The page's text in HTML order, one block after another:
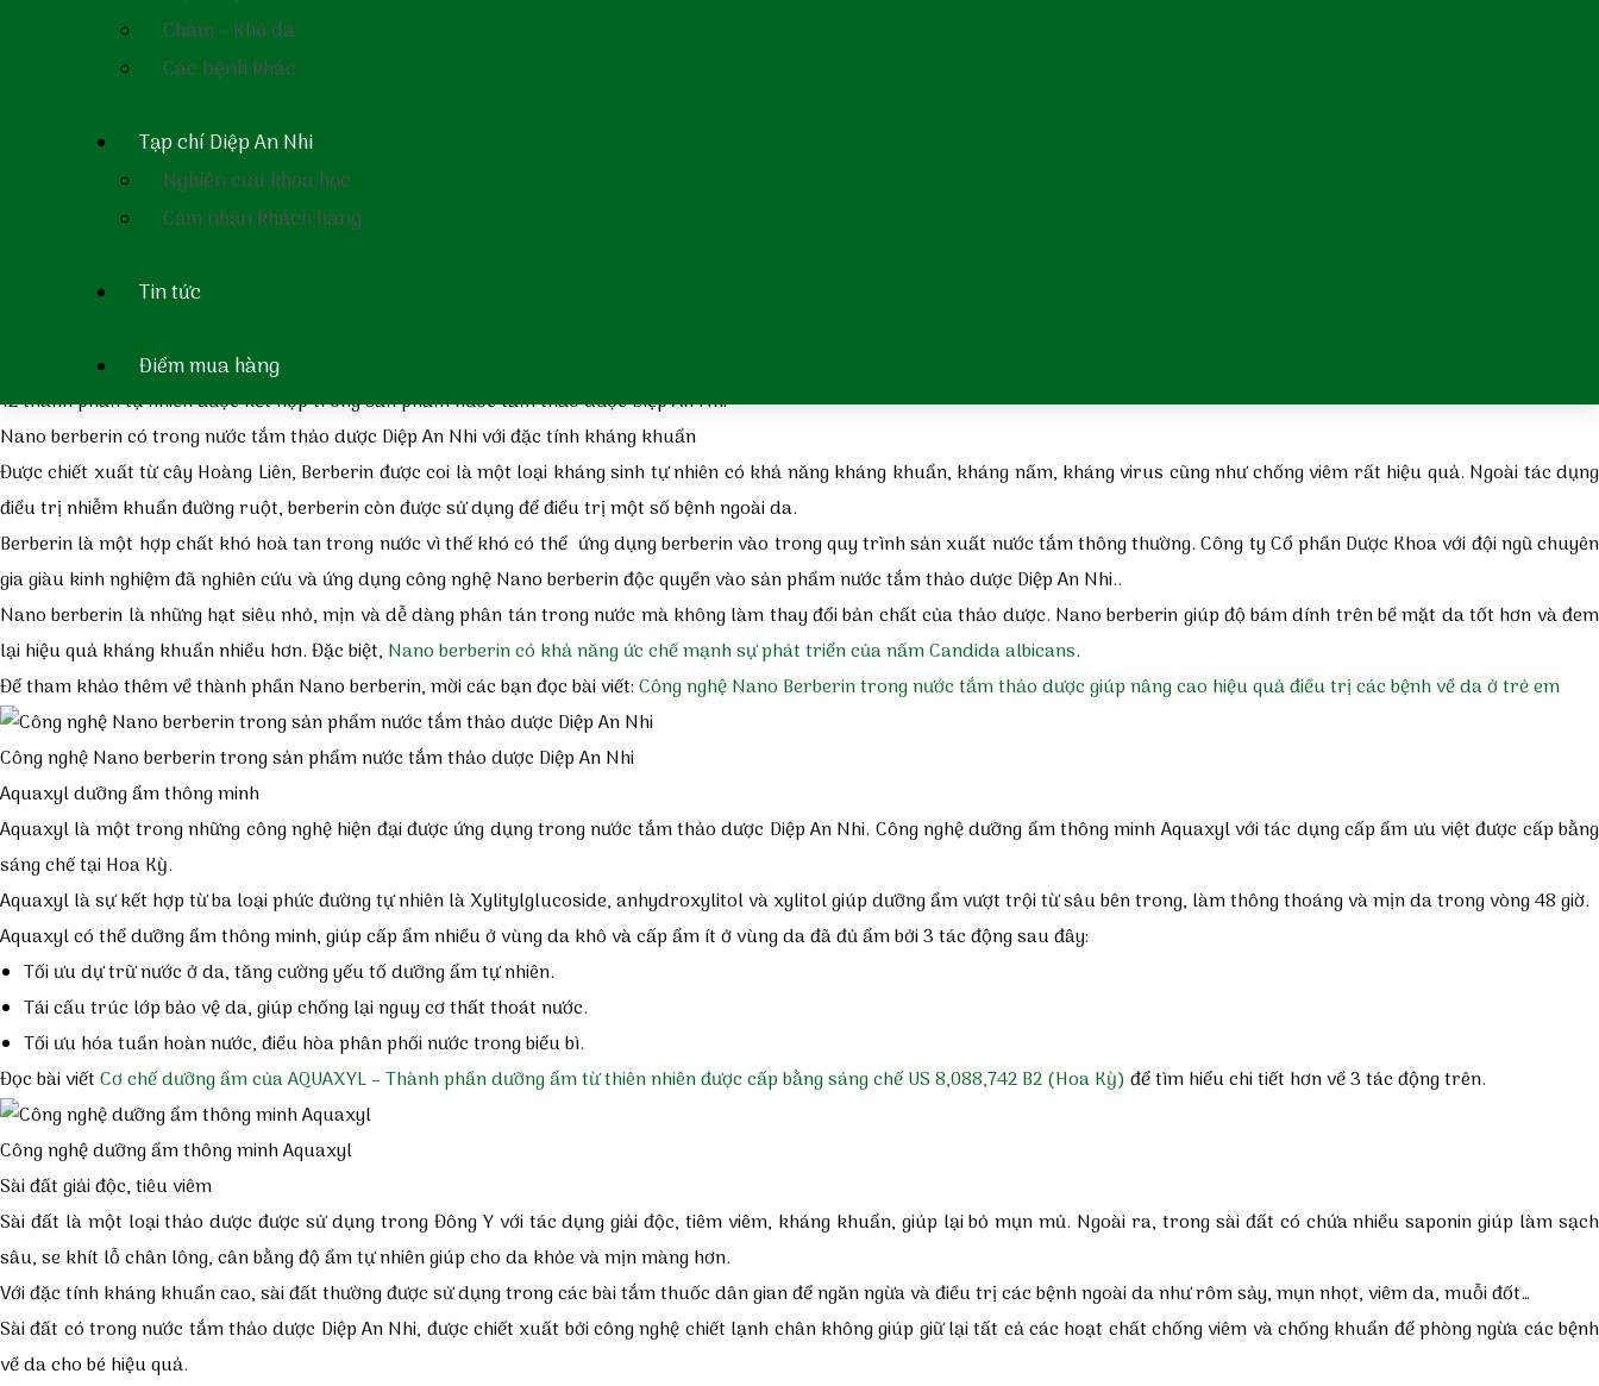
Chàm – Khô da
Các bệnh khác
Tạp chí Diệp An Nhi
Nghiên cứu khoa học
Cảm nhận khách hàng
Tin tức
Điểm mua hàng
Diệp lục tố (Chlorophyll)
Tinh dầu tràm gió
Tinh dầu sả chanh
12 thành phần tự nhiên được kết hợp trong sản phẩm nước tắm thảo dược Diệp An Nhi
Nano berberin có trong nước tắm thảo dược Diệp An Nhi với đặc tính kháng khuẩn
Được chiết xuất từ cây Hoàng Liên, Berberin được coi là một loại kháng sinh tự nhiên có khả năng kháng khuẩn, kháng nấm, kháng virus cũng như chống viêm rất hiệu quả. Ngoài tác dụng
điều trị nhiễm khuẩn đường ruột, berberin còn được sử dụng để điều trị một số bệnh ngoài da.
Berberin là một hợp chất khó hoà tan trong nước vì thế khó có thể ứng dụng berberin vào trong quy trình sản xuất nước tắm thông thường. Công ty Cổ phần Dược Khoa với đội ngũ chuyên
gia giàu kinh nghiệm đã nghiên cứu và ứng dụng công nghệ Nano berberin độc quyền vào sản phẩmnước tắm thảo dược Diệp An Nhi..
Nano berberin là những hạt siêu nhỏ, mịn và dễ dàng phân tán trong nước mà không làm thay đổi bản chất của thảo dược. Nano berberin giúp độ bám dính trên bề mặt da tốt hơn và đem
lại hiệu quả kháng khuẩn nhiều hơn. Đặc biệt, Nano berberin có khả năng ức chế mạnh sự phát triển của nấm Candida albicans.
Để tham khảo thêm về thành phần Nano berberin, mời các bạn đọc bài viết:Công nghệ Nano Berberin trong nước tắm thảo dược giúp nâng cao hiệu quả điều trị các bệnh về da ở trẻ em
Công nghệ Nano berberin trong sản phẩm nước tắm thảo dược Diệp An Nhi
Aquaxyl dưỡng ẩm thông minh
Aquaxyl là một trong những công nghệ hiện đại được ứng dụng trongnước tắm thảo dược Diệp An Nhi. Công nghệ dưỡng ẩm thông minh Aquaxyl với tác dụng cấp ẩm ưu việt được cấp bằng
sáng chế tại Hoa Kỳ.
Aquaxyl là sự kết hợp từ ba loại phức đường tự nhiên là Xylitylglucoside, anhydroxylitol và xylitol giúp dưỡng ẩm vượt trội từ sâu bên trong, làm thông thoáng và mịn da trong vòng 48 giờ.
Aquaxyl có thể dưỡng ẩm thông minh, giúp cấp ẩm nhiều ở vùng da khô và cấp ẩm ít ở vùng da đã đủ ẩm bởi 3 tác động sau đây:
Tối ưu dự trữ nước ở da, tăng cường yếu tố dưỡng ẩm tự nhiên.
Tái cấu trúc lớp bảo vệ da, giúp chống lại nguy cơ thất thoát nước.
Tối ưu hóa tuần hoàn nước, điều hòa phân phối nước trong biểu bì.
Đọc bài viếtCơ chế dưỡng ẩm của AQUAXYL – Thành phần dưỡng ẩm từ thiên nhiên được cấp bằng sáng chế US 8,088,742 B2 (Hoa Kỳ) để tìm hiểu chi tiết hơn về 3 tác động trên.
Công nghệ dưỡng ẩm thông minh Aquaxyl
Sài đất giải độc, tiêu viêm
Sài đất là một loại thảo dược được sử dụng trong Đông Y với tác dụng giải độc, tiêm viêm, kháng khuẩn, giúp lại bỏ mụn mủ. Ngoài ra, trong sài đất có chứa nhiều saponin giúp làm sạch
sâu, se khít lỗ chân lông, cân bằng độ ẩm tự nhiên giúp cho da khỏe và mịn màng hơn.
Với đặc tính kháng khuẩn cao, sài đất thường được sử dụng trong các bài tắm thuốc dân gian để ngăn ngừa và điều trị các bệnh ngoài da như rôm sảy, mụn nhọt, viêm da, muỗi đốt…
Sài đất có trongnước tắm thảo dược Diệp An Nhi, được chiết xuất bởi công nghệ chiết lạnh chân không giúp giữ lại tất cả các hoạt chất chống viêm và chống khuẩn để phòng ngừa các bệnh
về da cho bé hiệu quả.